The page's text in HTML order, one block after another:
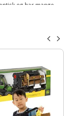
og har mange
på.